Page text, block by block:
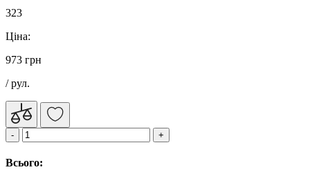
323
Ціна:
973 грн
/ рул.
Всього: